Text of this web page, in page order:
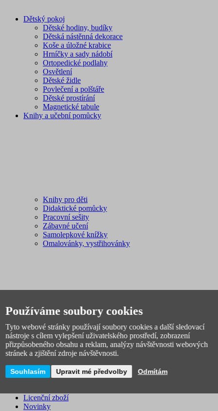
Dětský pokoj
Dětské hodiny, budíky
Dětská nástěnná dekorace
Koše a úložné krabice
Hrníčky a sady nádobí
Ortopedické podlahy
Osvětlení
Dětské židle
Povlečení a polštáře
Dětské prostírání
Magnetické tabule
Knihy a učební pomůcky
Knihy pro děti
Didaktické pomůcky
Pracovní sešity
Zábavné učení
Samolepkové knížky
Omalovánky, vystřihovánky
Plavání
Fotbal
Spacáky, stany
Míče
Sáňky, boby
Sportovní potřeby
Licenční zboží
Novinky
Používáme soubory cookies
Tyto webové stránky používají soubory cookies a další sledovací
nástroje s cílem vylepšení uživatelského prostředí, zobrazení
přizpůsobeného obsahu a reklam, analýzy návštěvnosti webových
stránek a zjištění zdroje návštěvnosti.
Souhlasím Upravit mé předvolby Odmítám